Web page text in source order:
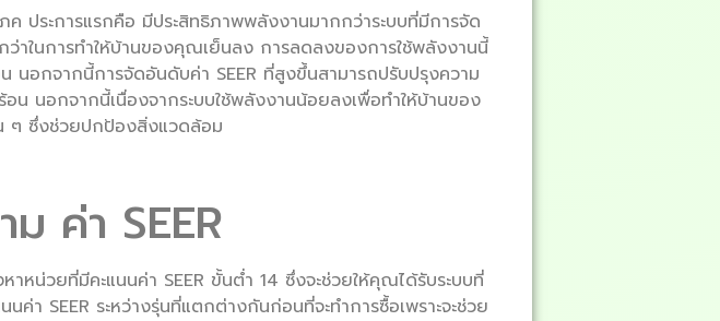
ประการแรกคือ มีประสิทธิภาพพลังงานมากกว่าระบบที่มีการจัด
าในการทำให้บ้านของคุณเย็นลง การลดลงของการใช้พลังงานนี้
อกจากนี้การจัดอันดับค่า SEER ที่สูงขึ้นสามารถปรับปรุงความ
นอกจากนี้เนื่องจากระบบใช้พลังงานน้อยลงเพื่อทำให้บ้านของ
ๆ ซึ่งช่วยปกป้องสิ่งแวดล้อม
ค่า SEER
าหน่วยที่มีคะแนนค่า SEER ขั้นต่ำ 14 ซึ่งจะช่วยให้คุณได้รับระบบที่
ค่า SEER ระหว่างรุ่นที่แตกต่างกันก่อนที่จะทำการซื้อเพราะจะช่วย